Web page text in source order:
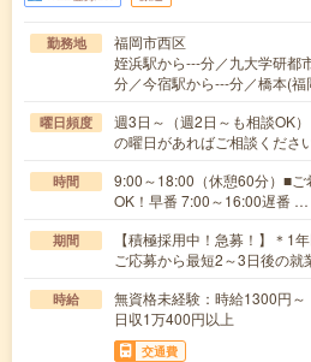
勤務地
福岡市西区
姪浜駅から---分／九大学研都
分／今宿駅から---分／橋本(
曜日頻度
週3日～（週2日～も相談OK
の曜日があればご相談くださ
時間
9:00～18:00（休憩60分）■ご
OK！早番 7:00～16:00遅番 …
期間
【積極採用中！急募！】＊1
ご応募から最短2～3日後の就
時給
無資格未経験：時給1300
日収1万400円以上
交通費